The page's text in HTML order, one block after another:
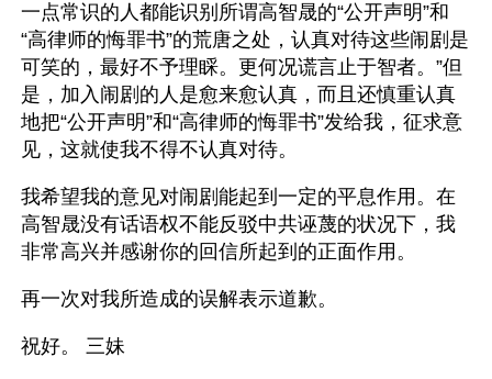
一点常识的人都能识别所谓高智晟的“公开声明”和
“高律师的悔罪书”的荒唐之处，认真对待这些闹剧是
可笑的，最好不予理睬。更何况谎言止于智者。”但
是，加入闹剧的人是愈来愈认真，而且还慎重认真
地把“公开声明”和“高律师的悔罪书”发给我，征求意
见，这就使我不得不认真对待。
我希望我的意见对闹剧能起到一定的平息作用。在
高智晟没有话语权不能反驳中共诬蔑的状况下，我
非常高兴并感谢你的回信所起到的正面作用。
再一次对我所造成的误解表示道歉。
祝好。 三妹